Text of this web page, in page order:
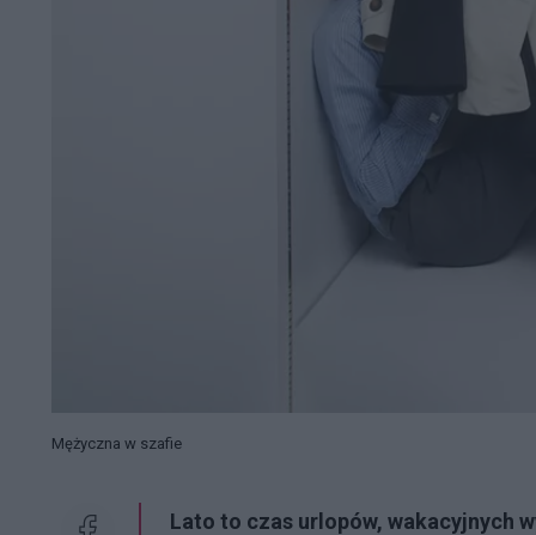
Mężyczna w szafie
Lato to czas urlopów, wakacyjnych